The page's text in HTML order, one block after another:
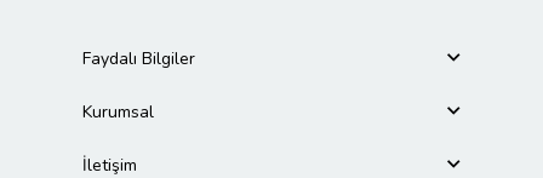
Faydalı Bilgiler
Kurumsal
İletişim